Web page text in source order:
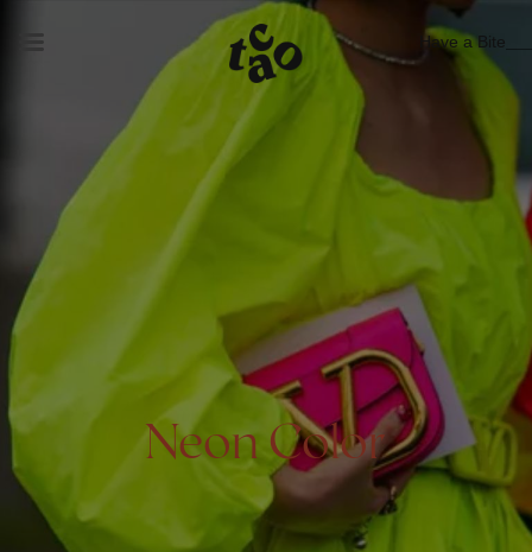
Neon Color
Have a Bite